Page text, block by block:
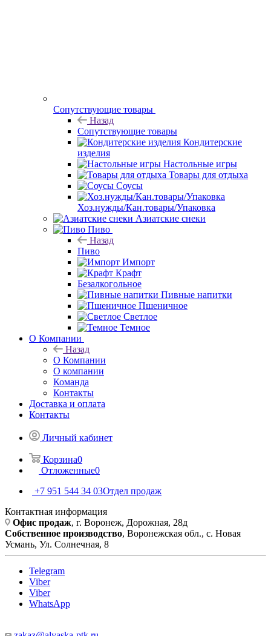
Сопутствующие товары
Назад
Сопутствующие товары
Кондитерские
изделия
Настольные игры
Товары для отдыха
Соусы
Хоз.нужды/Кан.товары/Упаковка
Азиатские снеки
Пиво
Назад
Пиво
Импорт
Крафт
Безалкогольное
Пивные напитки
Пшеничное
Светлое
Темное
О Компании
Назад
О Компании
О компании
Команда
Контакты
Доставка и оплата
Контакты
Личный кабинет
Корзина0
Отложенные0
+7 951 544 34 03Отдел продаж
Контактная информация
Офис продаж, г. Воронеж, Дорожная, 28д
Собственное производство, Воронежская обл., с. Новая
Усмань, Ул. Солнечная, 8
Telegram
Viber
Viber
WhatsApp